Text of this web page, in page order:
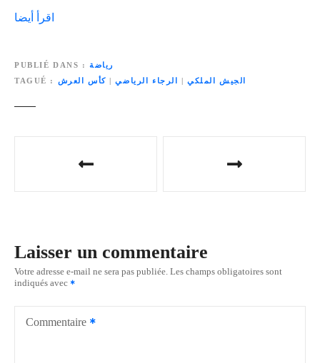
اقرأ أيضا
PUBLIÉ DANS
رياضة
TAGUÉ
الجيش الملكي| الرجاء الرياضي| كأس العرش
g
a
Laisser un commentaire
Votre adresse e-mail ne sera pas publiée. Les champs obligatoires sont
indiqués avec
Commentaire